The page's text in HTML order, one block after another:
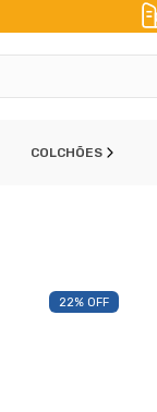
COLCHÕES
22% OFF